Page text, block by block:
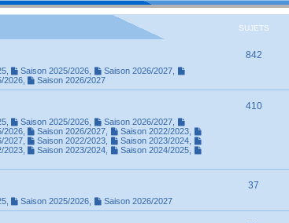
SUJETS
, Saison 2025/2026 Saison 2026/2027
2026, Saison 2026/2027
842
, Saison 2025/2026 Saison 2026/2027
2026, Saison 2026/2027 Saison 2022/2023
2027, Saison 2022/2023 Saison 2023/2024
2023, Saison 2023/2024 Saison 2024/2025
410
, Saison 2025/2026 Saison 2026/2027
37